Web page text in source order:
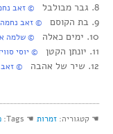
8. גבר מבולבל
© זאב
9. בת הקוסם © זאב
10. ימים כאלה © שלמה
11. יונתן הקטן © יוסי
12. שיר של אהבה © זאב
☚ קטגוריה: זמרות ☚ Tags: